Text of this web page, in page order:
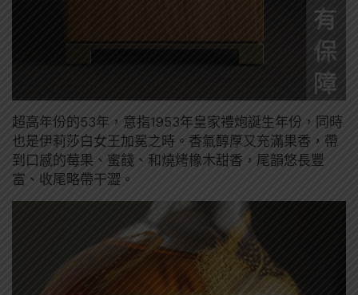
超高年份的53年，意指1953年皇家禮炮誕生年份，同時
也是伊莉莎白女王加冕之時。香氣醇厚又充滿果香，帶
到口感的莓果、蜜餞、和燒烤橡木甜香，尾韻悠長豐
富、收尾略帶干澀。